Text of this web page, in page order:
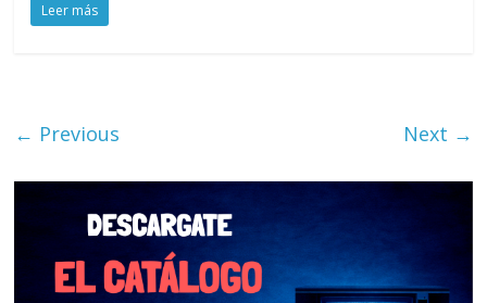
Leer más
← Previous Next →